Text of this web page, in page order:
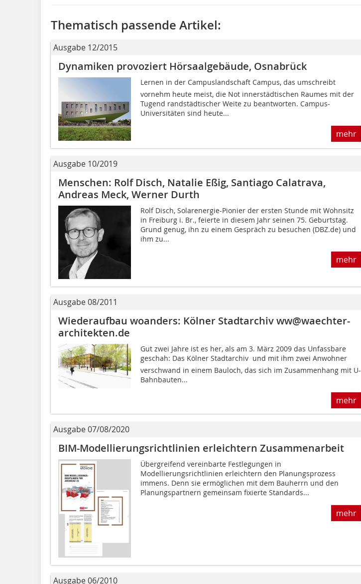
Thematisch passende Artikel:
Ausgabe 12/2015
Dynamiken provoziert Hörsaalgebäude, Osnabrück
Lernen in der Campuslandschaft Campus, das umschreibt
vornehm heute meist, die Not innerstädtischen Raumes mit der
Tugend randstädtischer Weite zu beantworten. Campus-
Universitäten sind heute...
mehr
Ausgabe 10/2019
Menschen: Rolf Disch, Natalie Eßig, Santiago Calatrava,
Andreas Meck, Werner Durth
Rolf Disch, Solarenergie-Pionier der ersten Stunde mit Wohnsitz
in Freiburg i. Br., feierte in diesem Jahr seinen 75. Geburtstag.
Grund genug, ihn zu einem Gespräch zu besuchen (DBZ.de) und
ihm zu...
mehr
Ausgabe 08/2011
Wiederaufbau woanders: Kölner Stadtarchiv ww@waechter-
architekten.de
Gut zwei Jahre ist es her, als am 3. März 2009 das Unfassbare
geschah: Das Kölner Stadtarchiv  und mit ihm zwei Anwohner 
verschwand in einem Bauloch, das sich im Zusammenhang mit U-
Bahnbauten...
mehr
Ausgabe 07/08/2020
BIM-Modellierungsrichtlinien erleichtern Zusammenarbeit
Übergreifend vereinbarte Festlegungen in
Modellierungsrichtlinien erleichtern den Planungsprozess
immens. Denn sie ermöglichen mit dem Bauherrn und den
Planungspartnern gemeinsam fixierte Standards...
mehr
Ausgabe 06/2010